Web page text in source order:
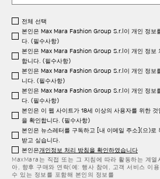
전체 선택
본인은 Max Mara Fashion Group S.r.l이 개인 정보
다. (필수사항)
본인은 Max Mara Fashion Group S.r.l이 개인 정보
합니다. (필수사항)
본인은 Max Mara Fashion Group S.r.l이 개인 정보
니다. (필수사항)
본인은 Max Mara Fashion Group S.r.l이 개인 정보
다. (필수사항)
본인은 이 웹 사이트가 18세 이상의 사용자를 위한
을 확인합니다. (필수사항)
본인은 뉴스레터를 구독하고 [내 이메일 주소](으)로
받고 싶습니다.
본인은개인정보 처리 방침을 확인하였습니다
MaxMara는 직접 또는 그 지침에 따라 활동하는 계
아, 향후 구매와 연락(예: 행사 참여, 고객 서비스 이
수 있는 정보를 포함해 본인의 정보를